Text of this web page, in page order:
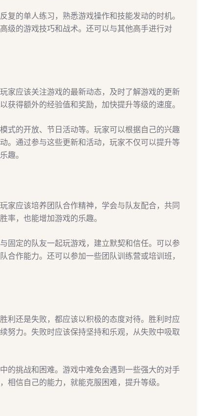
复的单人练习，熟悉游戏操作和技能发动的时机。
级的游戏技巧和战术。还可以与其他高手进行对
家应该关注游戏的最新动态，及时了解游戏的更新
获得额外的经验值和奖励，加快提升等级的速度。
式的开放、节日活动等。玩家可以根据自己的兴趣
。通过参与这些更新和活动，玩家不仅可以提升等
趣。
家应该培养团队合作精神，学会与队友配合，共同
率，也能增加游戏的乐趣。
固定的队友一起玩游戏，建立默契和信任。可以参
合作能力。还可以参加一些团队训练营或培训班，
利还是失败，都应该以积极的态度对待。胜利时应
努力。失败时应该保持坚持和乐观，从失败中吸取
的挑战和困难。游戏中难免会遇到一些强大的对手
相信自己的能力，就能克服困难，提升等级。